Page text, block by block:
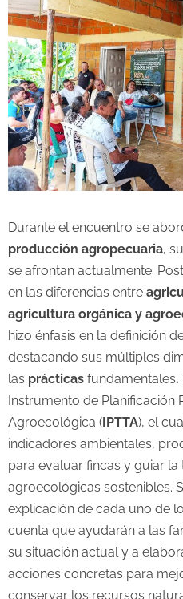
Durante el encuentro se
producción agropecuaria,
se afrontan actualmente.
en las diferencias entre
agricultura orgánica y
hizo énfasis en la definición
destacando sus múltiples
las prácticas fundamentales.
Instrumento de Planificación
Agroecológica ( IPTTA), el
indicadores ambientales,
para evaluar fincas y guiar
agroecológicas sostenibles.
explicación de cada uno de
cuenta que ayudarán a las
su situación actual y a
acciones concretas para
conservar los recursos